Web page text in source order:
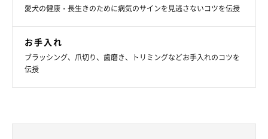
るようです。
愛犬がどのような原因で体をかいているのか、飼い主さんはよく
観察してみてください。そして、まずは病的な原因が考えられる
のかどうか、動物病院で診察を受けるようにしましょう。
愛犬の健康・長生きのために病気のサインを見逃さないコツを伝授
お手入れ
ブラッシング、爪切り、歯磨き、トリミングなどお手入れのコツを
伝授